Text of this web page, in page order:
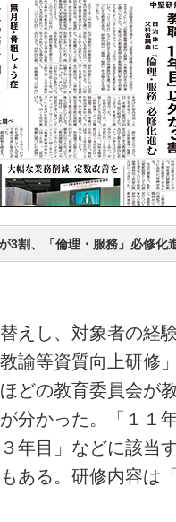
割、「倫理・服務」必修化
えし、対象者の経
諭等資質向上研修
どの教育委員会が
分かった。「１１
年目」などに該当
ある。研修内容は